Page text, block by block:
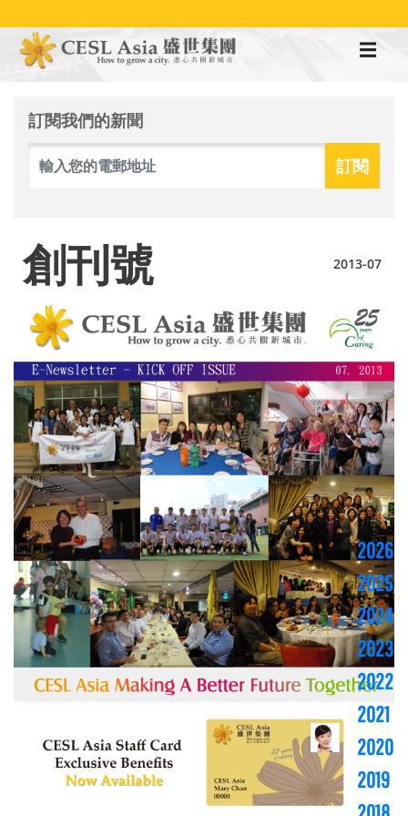
至
訂閱我們的新聞
創刊號 2013-07
2026
2025
2024
2023
2022
2021
2020
2019